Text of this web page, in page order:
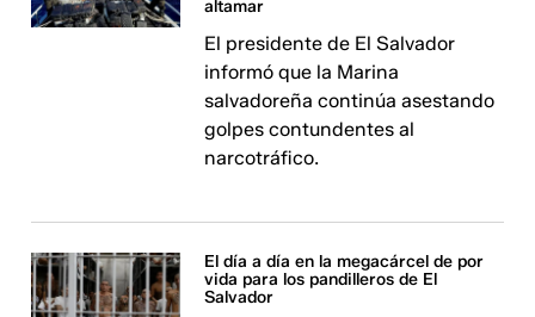
altamar
El presidente de El Salvador
informó que la Marina
salvadoreña continúa asestando
golpes contundentes al
narcotráfico.
El día a día en la megacárcel de por
vida para los pandilleros de El
Salvador